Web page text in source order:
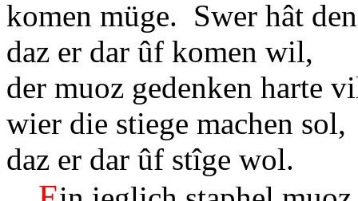
komen müge. Swer hât
daz er dar ûf komen wil,
der muoz gedenken harte
wier die stiege machen
daz er dar ûf stîge wol.